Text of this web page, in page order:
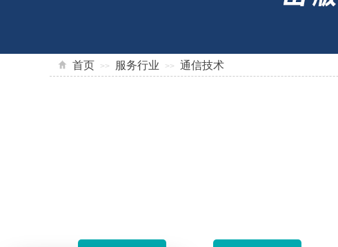
首页 >> 服务行业 >> 通信技术